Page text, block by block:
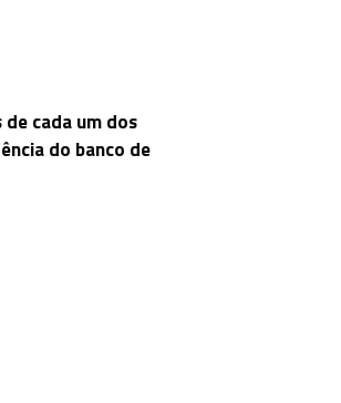
cada um dos
do banco de